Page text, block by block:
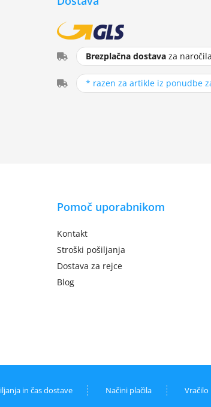
Brezplačna dostavaza
* razen za artikle iz ponudbe
Pomoč uporabnikom
Kontakt
Stroški pošiljanja
Dostava za rejce
Blog
in čas dostave Načini plačila Vračilo